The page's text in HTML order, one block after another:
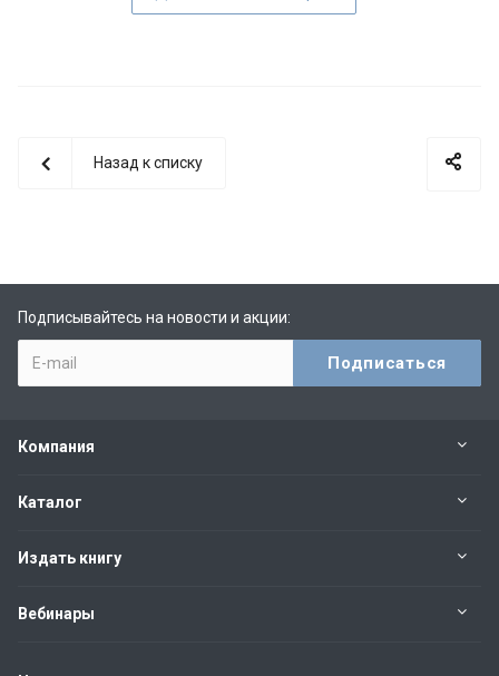
Назад к списку
Подписывайтесь на новости и акции:
Компания
Каталог
Издать книгу
Вебинары